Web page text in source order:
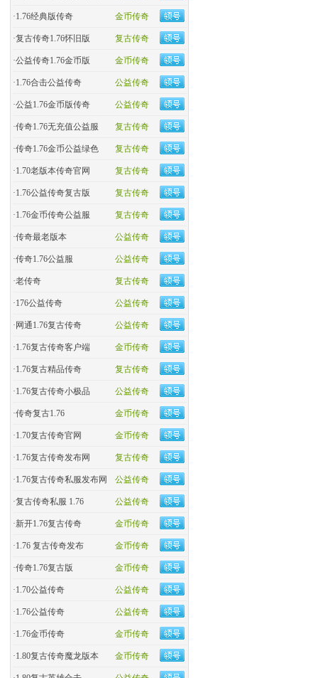
金币传奇
·​1.76经典版传奇
复古传奇
·复古传奇1.76怀旧版
金币传奇
·​公益传奇1.76金币版
公益传奇
·1.76合击公益传奇
公益传奇
·公益1.76金币版传奇
复古传奇
·传奇1.76无充值公益服
复古传奇
·传奇1.76金币公益绿色
复古传奇
·1.70老版本传奇官网
复古传奇
·1.76公益传奇复古版
复古传奇
·​1.76金币传奇公益服
公益传奇
·​传奇最老版本
公益传奇
·传奇1.76公益服
复古传奇
·老传奇
公益传奇
·176公益传奇
公益传奇
· 网通1.76复古传奇
金币传奇
·1.76复古传奇客户端
复古传奇
·1.76复古精品传奇
公益传奇
·1.76复古传奇小极品
金币传奇
·传奇复古1.76
金币传奇
·1.70复古传奇官网
复古传奇
·1.76复古传奇发布网
公益传奇
·1.76复古传奇私服发布网
公益传奇
·复古传奇私服 1.76
金币传奇
·新开1.76复古传奇
金币传奇
·1.76 复古传奇发布
金币传奇
·传奇1.76复古版
公益传奇
·1.70公益传奇
公益传奇
·1.76公益传奇
金币传奇
·1.76金币传奇
金币传奇
·1.80复古传奇魔龙版本